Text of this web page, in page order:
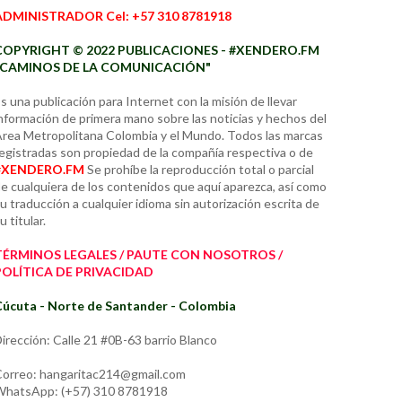
Cel: +57 310 8781918
© 2022 PUBLICACIONES - #XENDERO.FM
DE LA COMUNICACIÓN"
una publicación para Internet con la misión de llevar
de primera mano sobre las noticias y hechos del
Metropolitana Colombia y el Mundo. Todos las marcas
son propiedad de la compañía respectiva o de
Se prohíbe la reproducción total o parcial
cualquiera de los contenidos que aquí aparezca, así como
traducción a cualquier idioma sin autorización escrita de
titular.
LEGALES / PAUTE CON NOSOTROS /
DE PRIVACIDAD
- Norte de Santander - Colombia
Calle 21 #0B-63 barrio Blanco
hangaritac214@gmail.com
(+57) 310 8781918